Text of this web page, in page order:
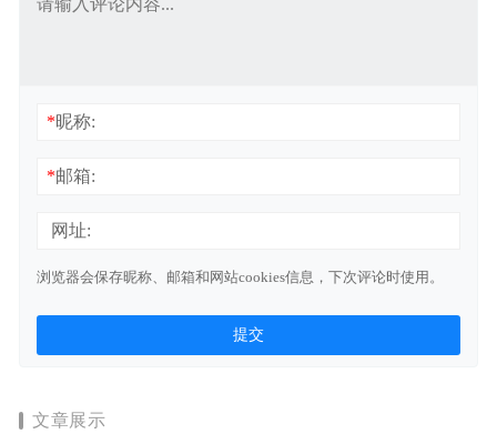
*昵称:
*邮箱:
网址:
浏览器会保存昵称、邮箱和网站cookies信息，下次评论时使用。
文章展示